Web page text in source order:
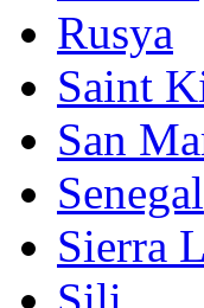
Rusya
Saint
San
Senegal
Sierra